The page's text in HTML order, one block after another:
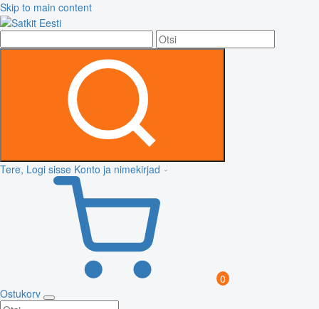
Skip to main content
Tere, Logi sisse Konto ja nimekirjad
0
Ostukorv